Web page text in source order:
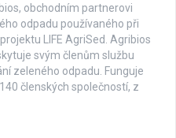
obchodním partnerovi
odpadu používaného při
LIFE AgriSed. Agribios
svým členům službu
zeleného odpadu. Funguje
členských společností, z